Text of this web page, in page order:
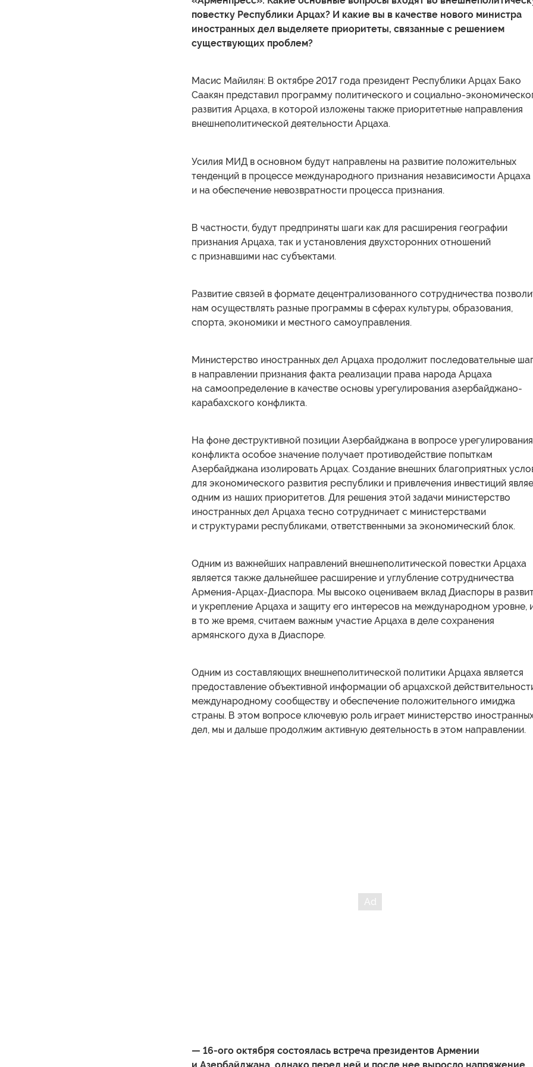
повестку Республики Арцах? И какие вы в качестве нового министра
иностранных дел выделяете приоритеты, связанные с решением
существующих проблем?
Масис Майилян: В октябре 2017 года президент Республики Арцах Бако
Саакян представил программу политического и социально-
развития Арцаха, в которой изложены также приоритетные направления
внешнеполитической деятельности Арцаха.
Усилия МИД в основном будут направлены на развитие положительных
тенденций в процессе международного признания независимости Арцаха
и на обеспечение невозвратности процесса признания.
В частности, будут предприняты шаги как для расширения географии
признания Арцаха, так и установления двухсторонних отношений
с признавшими нас субъектами.
Развитие связей в формате децентрализованного сотрудничества
нам осуществлять разные программы в сферах культуры, образования,
спорта, экономики и местного самоуправления.
Министерство иностранных дел Арцаха продолжит последовательные
в направлении признания факта реализации права народа Арцаха
на самоопределение в качестве основы урегулирования азербайджано-
карабахского конфликта.
На фоне деструктивной позиции Азербайджана в вопросе урегулирования
конфликта особое значение получает противодействие попыткам
Азербайджана изолировать Арцах. Создание внешних благоприятных
для экономического развития республики и привлечения инвестиций
одним из наших приоритетов. Для решения этой задачи министерство
иностранных дел Арцаха тесно сотрудничает с министерствами
и структурами республиками, ответственными за экономический блок.
Одним из важнейших направлений внешнеполитической повестки Арцаха
является также дальнейшее расширение и углубление сотрудничества
Армения-Арцах-Диаспора. Мы высоко оцениваем вклад Диаспоры в
и укрепление Арцаха и защиту его интересов на международном уровне,
в то же время, считаем важным участие Арцаха в деле сохранения
армянского духа в Диаспоре.
Одним из составляющих внешнеполитической политики Арцаха является
предоставление объективной информации об арцахской
международному сообществу и обеспечение положительного имиджа
страны. В этом вопросе ключевую роль играет министерство
дел, мы и дальше продолжим активную деятельность в этом направлении.
— 16-ого октября состоялась встреча президентов Армении